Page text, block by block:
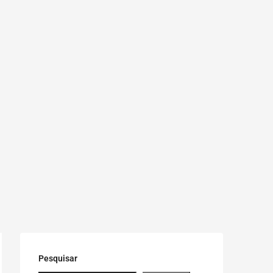
Pesquisar